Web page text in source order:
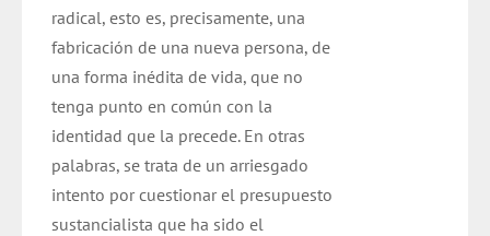
radical, esto es, precisamente, una
fabricación de una nueva persona, de
una forma inédita de vida, que no
tenga punto en común con la
identidad que la precede. En otras
palabras, se trata de un arriesgado
intento por cuestionar el presupuesto
sustancialista que ha sido el